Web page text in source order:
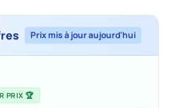
Prix mis à jour aujourd'hui
PRIX 🏆